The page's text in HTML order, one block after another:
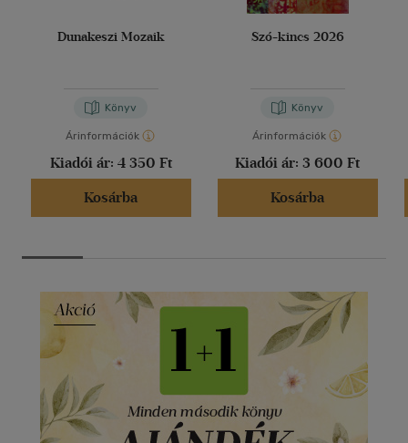
Dunakeszi Mozaik
Könyv
Árinformációk
Kiadói ár: 4 350 Ft
Kosárba
Szó-kincs 2026
Könyv
Árinformációk
Kiadói ár: 3 600 Ft
Kosárba